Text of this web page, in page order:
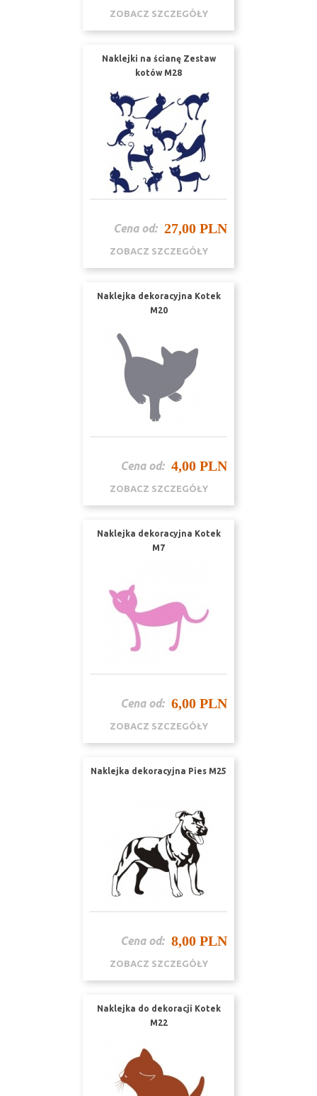
ZOBACZ SZCZEGÓŁY
Naklejki na ścianę Zestaw
kotów M28
Cena od: 27,00 PLN
ZOBACZ SZCZEGÓŁY
Naklejka dekoracyjna Kotek
M20
Cena od: 4,00 PLN
ZOBACZ SZCZEGÓŁY
Naklejka dekoracyjna Kotek
M7
Cena od: 6,00 PLN
ZOBACZ SZCZEGÓŁY
Naklejka dekoracyjna Pies M25
Cena od: 8,00 PLN
ZOBACZ SZCZEGÓŁY
Naklejka do dekoracji Kotek
M22